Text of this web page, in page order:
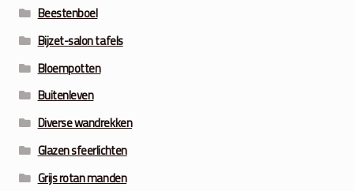
Beestenboel
Bijzet-salon tafels
Bloempotten
Buitenleven
Diverse wandrekken
Glazen sfeerlichten
Grijs rotan manden